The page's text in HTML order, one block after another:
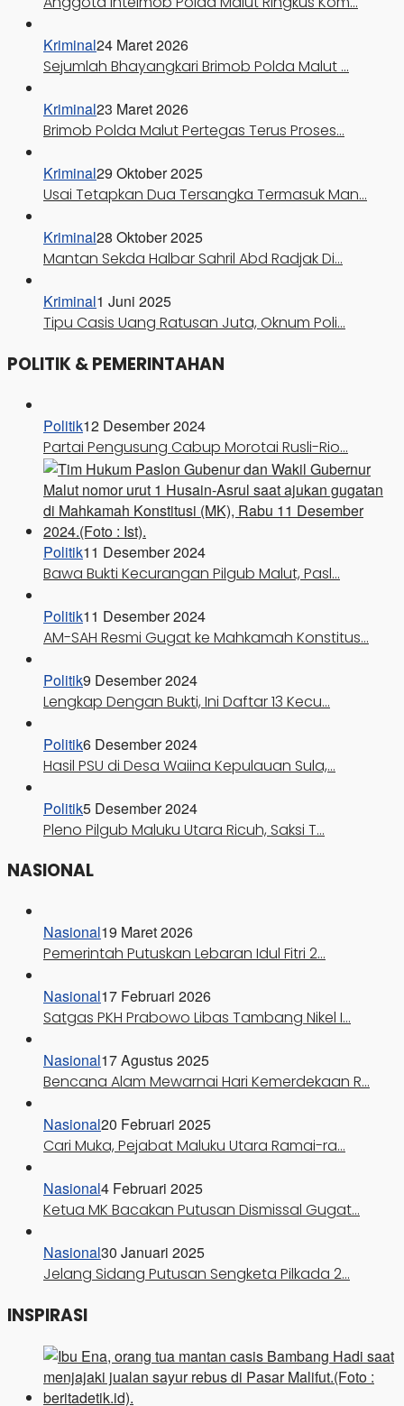
Kriminal24 Maret 2026
Sejumlah Bhayangkari Brimob Polda Malut …
Kriminal23 Maret 2026
Brimob Polda Malut Pertegas Terus Proses…
Kriminal29 Oktober 2025
Usai Tetapkan Dua Tersangka Termasuk Man…
Kriminal28 Oktober 2025
Mantan Sekda Halbar Sahril Abd Radjak Di…
Kriminal1 Juni 2025
Tipu Casis Uang Ratusan Juta, Oknum Poli…
POLITIK & PEMERINTAHAN
Politik12 Desember 2024
Partai Pengusung Cabup Morotai Rusli-Rio…
Politik11 Desember 2024
Bawa Bukti Kecurangan Pilgub Malut, Pasl…
Politik11 Desember 2024
AM-SAH Resmi Gugat ke Mahkamah Konstitus…
Politik9 Desember 2024
Lengkap Dengan Bukti, Ini Daftar 13 Kecu…
Politik6 Desember 2024
Hasil PSU di Desa Waiina Kepulauan Sula,…
Politik5 Desember 2024
Pleno Pilgub Maluku Utara Ricuh, Saksi T…
NASIONAL
Nasional19 Maret 2026
Pemerintah Putuskan Lebaran Idul Fitri 2…
Nasional17 Februari 2026
Satgas PKH Prabowo Libas Tambang Nikel I…
Nasional17 Agustus 2025
Bencana Alam Mewarnai Hari Kemerdekaan R…
Nasional20 Februari 2025
Cari Muka, Pejabat Maluku Utara Ramai-ra…
Nasional4 Februari 2025
Ketua MK Bacakan Putusan Dismissal Gugat…
Nasional30 Januari 2025
Jelang Sidang Putusan Sengketa Pilkada 2…
INSPIRASI